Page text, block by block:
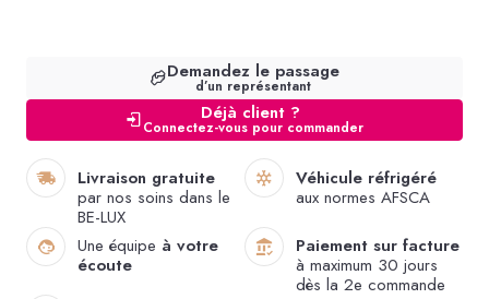
Demandez le passage
d’un représentant
Déjà client ?
Connectez-vous pour commander
Livraison gratuite
par nos soins dans le
BE-LUX
Véhicule réfrigéré
aux normes AFSCA
Une équipe à votre
écoute
Paiement sur facture
à maximum 30 jours
dès la 2e commande